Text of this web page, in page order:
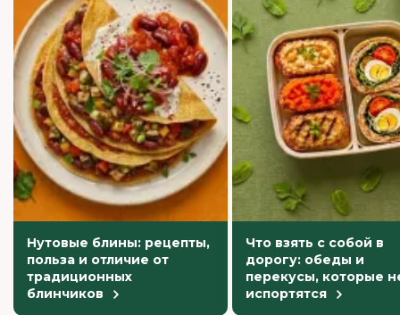
Нутовые блины: рецепты,
польза и отличие от
традиционных
блинчиков
Что взять с собой в
дорогу: обеды и
перекусы, которые
испортятся